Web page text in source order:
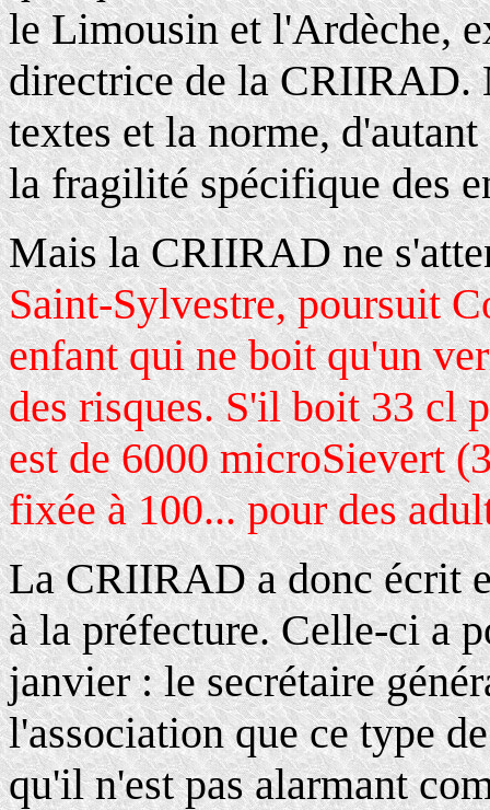
le Limousin et l'Ardèche,
directrice de la CRIIRAD.
textes et la norme,
la fragilité spécifique des
Mais la CRIIRAD ne
Saint-Sylvestre, poursuit
enfant qui ne boit qu'un
des risques. S'il boit 33 cl
est de 6000 microSievert
fixée à 100... pour des
La CRIIRAD a donc écrit
à la préfecture. Celle-ci a
janvier : le secrétaire
l'association que ce type
qu'il n'est pas alarmant